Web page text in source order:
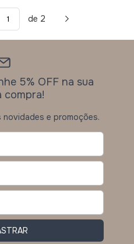
de 2
5% OFF na sua
compra!
e promoções.